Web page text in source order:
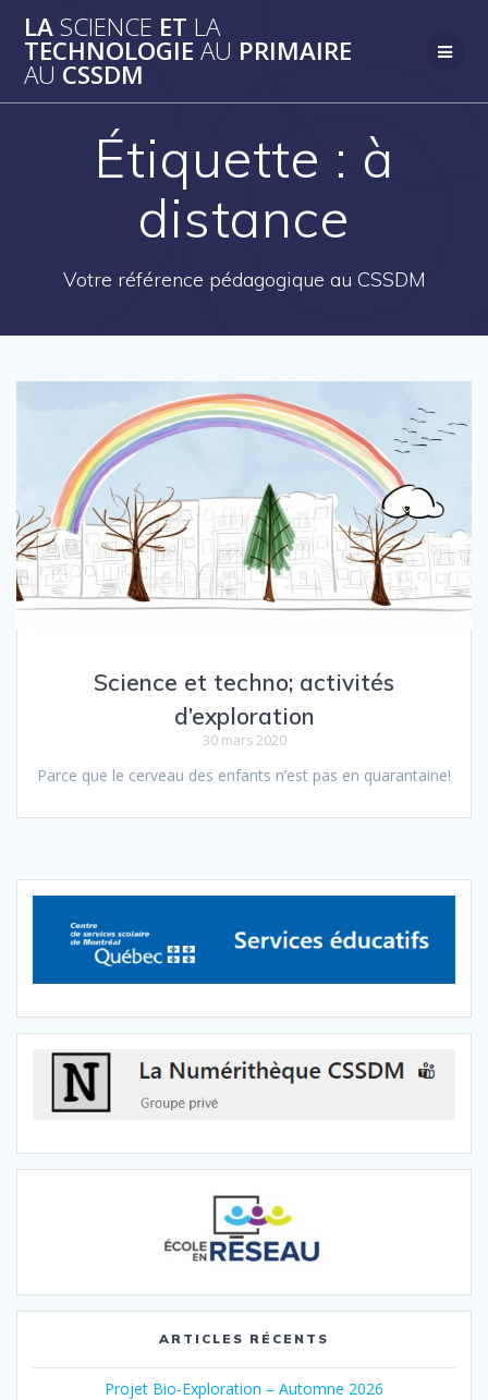
content
LA SCIENCE ET LA
TECHNOLOGIE AU PRIMAIRE
AU CSSDM
Étiquette : à
distance
Votre référence pédagogique au CSSDM
Science et techno; activités
d’exploration
30 mars 2020
Parce que le cerveau des enfants n’est pas en quarantaine!
ARTICLES RÉCENTS
Projet Bio-Exploration – Automne 2026